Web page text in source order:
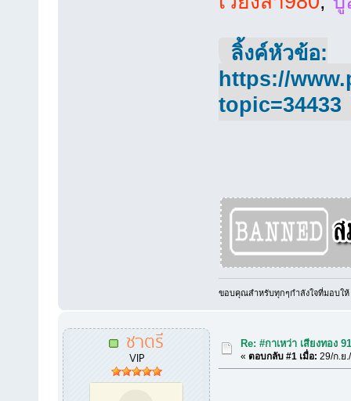
ลิ้งค์หัวข้อ:
https://
topic=34433
ขอบคุณสำหรับทุกๆกำลังใจที่มอบให้
ชาตรี
VIP
Re: #กาเหว่า เสียงทอง
«ตอบกลับ #1 เมื่อ: 29/ก.ย